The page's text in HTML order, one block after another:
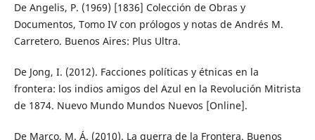
De Angelis, P. (1969) [1836] Colección de Obras y
Documentos, Tomo IV con prólogos y notas de Andrés M.
Carretero. Buenos Aires: Plus Ultra.
De Jong, I. (2012). Facciones políticas y étnicas en la
frontera: los indios amigos del Azul en la Revolución Mitrista
de 1874. Nuevo Mundo Mundos Nuevos [Online].
De Marco, M. Á. (2010). La guerra de la Frontera. Buenos